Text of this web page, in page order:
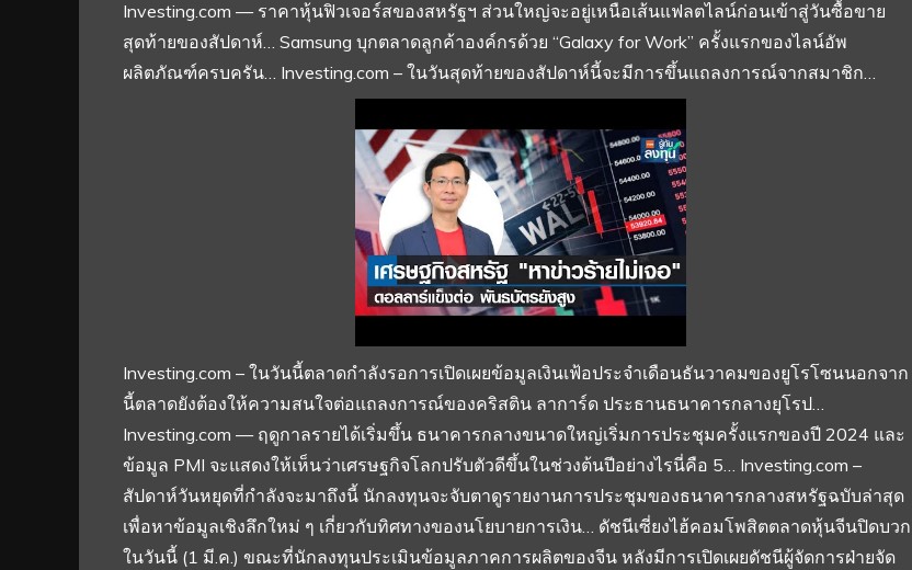
Investing.com — ราคาหุ้นฟิวเจอร์สของสหรัฐฯ ส่วนใหญ่จะอยู่เหนือเส้นแฟลตไลน์ก่อนเข้าสู่วันซื้อขาย
สุดท้ายของสัปดาห์… Samsung บุกตลาดลูกค้าองค์กรด้วย “Galaxy for Work” ครั้งแรกของไลน์อัพ
ผลิตภัณฑ์ครบครัน… Investing.com – ในวันสุดท้ายของสัปดาห์นี้จะมีการขึ้นแถลงการณ์จากสมาชิก…
Investing.com – ในวันนี้ตลาดกำลังรอการเปิดเผยข้อมูลเงินเฟ้อประจำเดือนธันวาคมของยูโรโซนนอกจาก
นี้ตลาดยังต้องให้ความสนใจต่อแถลงการณ์ของคริสติน ลาการ์ด ประธานธนาคารกลางยุโรป…
Investing.com — ฤดูกาลรายได้เริ่มขึ้น ธนาคารกลางขนาดใหญ่เริ่มการประชุมครั้งแรกของปี 2024 และ
ข้อมูล PMI จะแสดงให้เห็นว่าเศรษฐกิจโลกปรับตัวดีขึ้นในช่วงต้นปีอย่างไรนี่คือ 5… Investing.com –
สัปดาห์วันหยุดที่กำลังจะมาถึงนี้ นักลงทุนจะจับตาดูรายงานการประชุมของธนาคารกลางสหรัฐฉบับล่าสุด
เพื่อหาข้อมูลเชิงลึกใหม่ ๆ เกี่ยวกับทิศทางของนโยบายการเงิน… ดัชนีเซี่ยงไฮ้คอมโพสิตตลาดหุ้นจีนปิดบวก
ในวันนี้ (1 มี.ค.) ขณะที่นักลงทุนประเมินข้อมูลภาคการผลิตของจีน หลังมีการเปิดเผยดัชนีผู้จัดการฝ่ายจัด